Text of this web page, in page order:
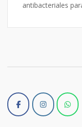
antibacteriales